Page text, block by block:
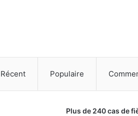
Récent Populaire
Plus de 240 cas de